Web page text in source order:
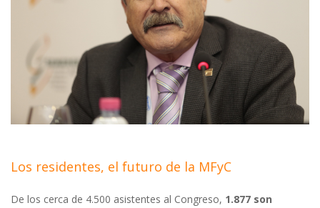
Los residentes, el futuro de la MFyC
De los cerca de 4.500 asistentes al Congreso, 1.877 son